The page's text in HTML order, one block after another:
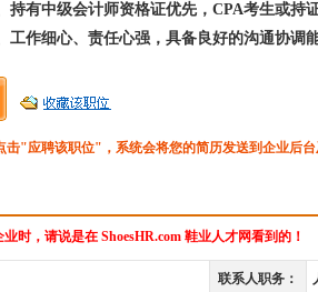
持有中级会计师资格证优先，CPA考生或持
工作细心、责任心强，具备良好的沟通协调
"应聘该职位"，系统会将您的简历发送到企业后台
时，请说是在 ShoesHR.com 鞋业人才网看到的！
联系人职务：